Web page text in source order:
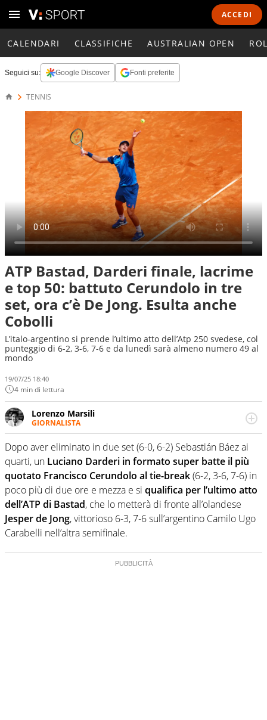
ACCEDI
CALENDARI CLASSIFICHE AUSTRALIAN OPEN
Seguici su: Google Discover Fonti preferite
TENNIS
ATP Bastad, Darderi finale, lacrime
e top 50: battuto Cerundolo in tre
set, ora c’è De Jong. Esulta anche
Cobolli
L’italo-argentino si prende l’ultimo atto dell’Atp 250 svedese, col
punteggio di 6-2, 3-6, 7-6 e da lunedì sarà almeno numero 49 al
mondo
19/07/25 18:40
4 min di lettura
Lorenzo Marsili
GIORNALISTA
Giornalista pubblicista, redattore, divulgatore. E' una
delle anime video del sito: racconta in immagini un
evento e lo fa come pochi altri
Dopo aver eliminato in due set (6-0, 6-2) Sebastián Báez ai
quarti, un Luciano Darderi in formato super batte il più
quotato Francisco Cerundolo al tie-break(6-2, 3-6, 7-6) in
poco più di due ore e mezza e si qualifica per l’ultimo atto
dell’ATP di Bastad, che lo metterà di fronte all’olandese
Jesper de Jong, vittorioso 6-3, 7-6 sull’argentino Camilo Ugo
Carabelli nell’altra semifinale.